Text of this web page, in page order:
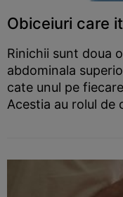
Obiceiuri care
Rinichii sunt doua
abdominala
cate unul pe
Acestia au rolul de